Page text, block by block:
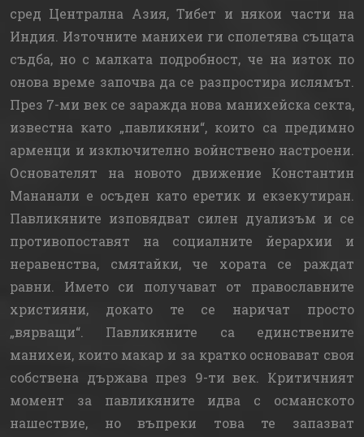
сред Централна Азия, Тибет и някои части на
Индия. Източните манихеи ги сполетява същата
съдба, но с малката подробност, че на изток по
онова време започва да се разпростира ислямът.
През 7-ми век се заражда нова манихейска секта,
известна като „павликяни“, които са предимно
арменци и изключително войнствено настроени.
Основателят на новото движение Константин
Мананали е осъден като еретик и екзекутиран.
Павликяните изповядват силен дуализъм и се
противопоставят на социалните йерархии и
неравенства, смятайки, че хората се раждат
равни. Името си получават от православните
християни, докато те се наричат просто
„вярващи“. Павликяните са единствените
манихеи, които макар и за кратко основават своя
собствена държава през 9-ти век. Критичният
момент за павликяните идва с османското
нашествие, но въпреки това те запазват